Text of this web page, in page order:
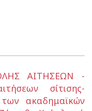
ΑΙΤΗΣΕΩΝ -
σίτισης-
ακαδημαϊκών